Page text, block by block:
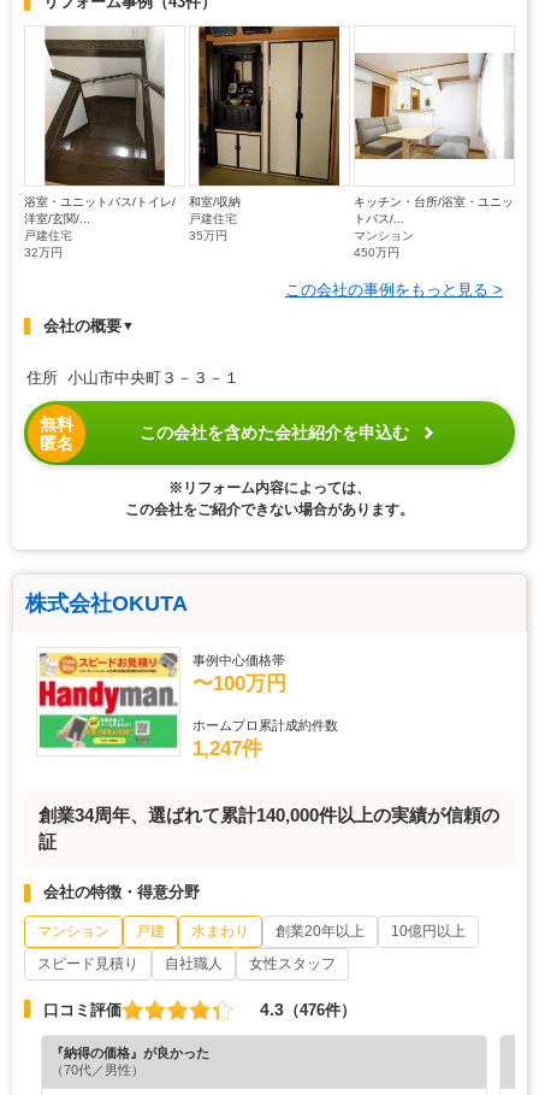
浴室・ユニットバス/トイレ/
洋室/玄関/...
戸建住宅
32万円
和室/収納
戸建住宅
35万円
キッチン・台所/浴室・ユニッ
トバス/...
マンション
450万円
この会社の事例をもっと見る >
会社の概要▼
住所 小山市中央町３－３－１
無料
匿名
この会社を含めた会社紹介を申込む
※リフォーム内容によっては、
この会社をご紹介できない場合があります。
株式会社OKUTA
事例中心価格帯
〜100万円
ホームプロ累計成約件数
1,247件
創業34周年、選ばれて累計140,000件以上の実績が信頼の
証
会社の特徴・得意分野
マンション 戸建 水まわり 創業20年以上
10億円以上
スピード見積り
自社職人 女性スタッフ
口コミ評価 4.3 （476件）
『納得の価格』が良かった
（70代／男性）